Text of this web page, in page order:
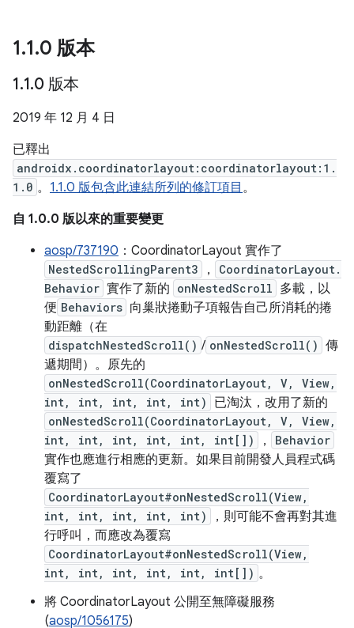
1.1.0 版本
1.1.0 版本
2019 年 12 月 4 日
已釋出
androidx.coordinatorlayout:coordinatorlayout:1.
1.0 。 1.1.0 版包含此連結所列的修訂項目 。
自 1.0.0 版以來的重要變更
aosp/737190 ：CoordinatorLayout 實作了
NestedScrollingParent3 ，
CoordinatorLayout.
Behavior 實作了新的 onNestedScroll 多載，以
便 Behaviors 向巢狀捲動子項報告自己所消耗的捲
動距離（在
dispatchNestedScroll() / onNestedScroll() 傳
遞期間）。原先的
onNestedScroll(CoordinatorLayout, V, View,
int, int, int, int, int)
已淘汰，改用了新的
onNestedScroll(CoordinatorLayout, V, View,
int, int, int, int, int, int[])
， Behavior
實作也應進行相應的更新。如果目前開發人員程式碼
覆寫了
CoordinatorLayout#onNestedScroll(View,
int, int, int, int, int)
，則可能不會再對其進
行呼叫，而應改為覆寫
CoordinatorLayout#onNestedScroll(View,
int, int, int, int, int, int[]) 。
將 CoordinatorLayout 公開至無障礙服務
(aosp/1056175)